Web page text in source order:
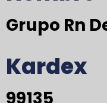
Grupo Rn
Kardex